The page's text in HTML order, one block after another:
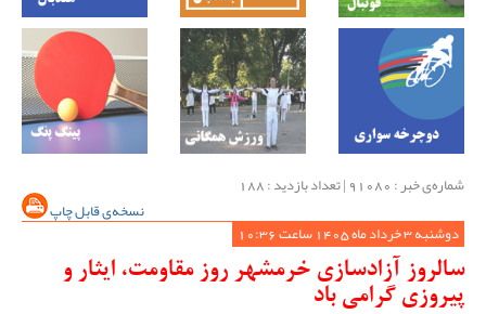
شماره‌ی خبر : ‌91080 | تعداد بازدید : 188
نسخه‌ی قابل چاپ
دوشنبه 3 خرداد ماه 1405 ساعت 10:36
سالروز آزادسازی خرمشهر روز مقاومت، ایثار و
پیروزی گرامی باد